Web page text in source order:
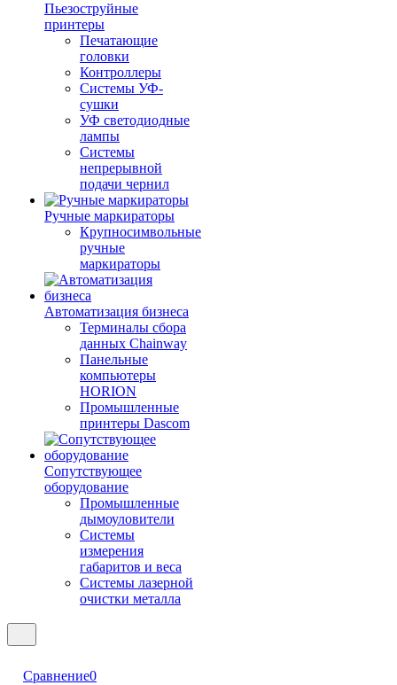
Пьезоструйные
принтеры
Печатающие
головки
Контроллеры
Системы УФ-
сушки
УФ светодиодные
лампы
Системы
непрерывной
подачи чернил
Ручные маркираторы
Крупносимвольные
ручные
маркираторы
Автоматизация бизнеса
Терминалы сбора
данных Chainway
Панельные
компьютеры
HORION
Промышленные
принтеры Dascom
Сопутствующее
оборудование
Промышленные
дымоуловители
Системы
измерения
габаритов и веса
Системы лазерной
очистки металла
Сравнение0